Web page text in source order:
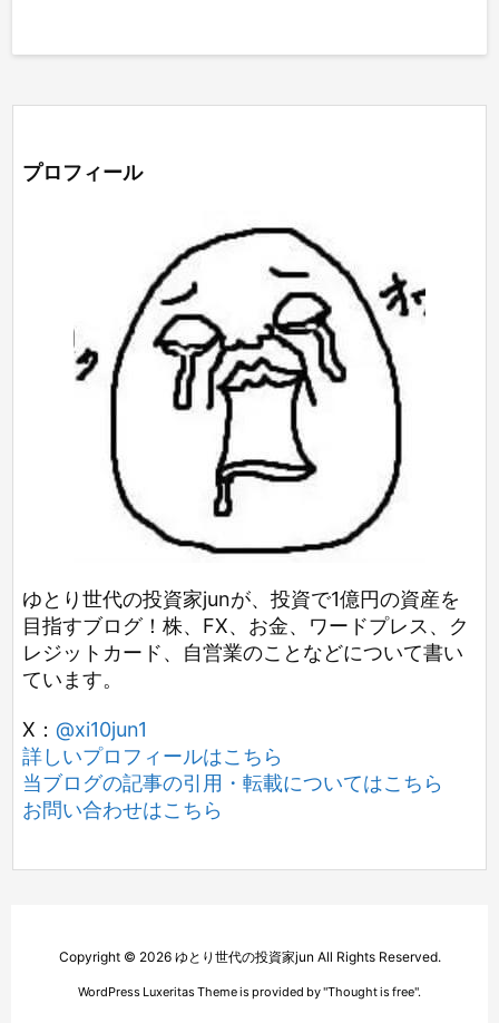
プロフィール
ゆとり世代の投資家junが、投資で1億円の資産を
目指すブログ！株、FX、お金、ワードプレス、ク
レジットカード、自営業のことなどについて書い
ています。
X： @xi10jun1
詳しいプロフィールはこちら
当ブログの記事の引用・転載についてはこちら
お問い合わせはこちら
Copyright © 2026 ゆとり世代の投資家jun All Rights Reserved.
WordPress Luxeritas Theme is provided by "Thought is free".